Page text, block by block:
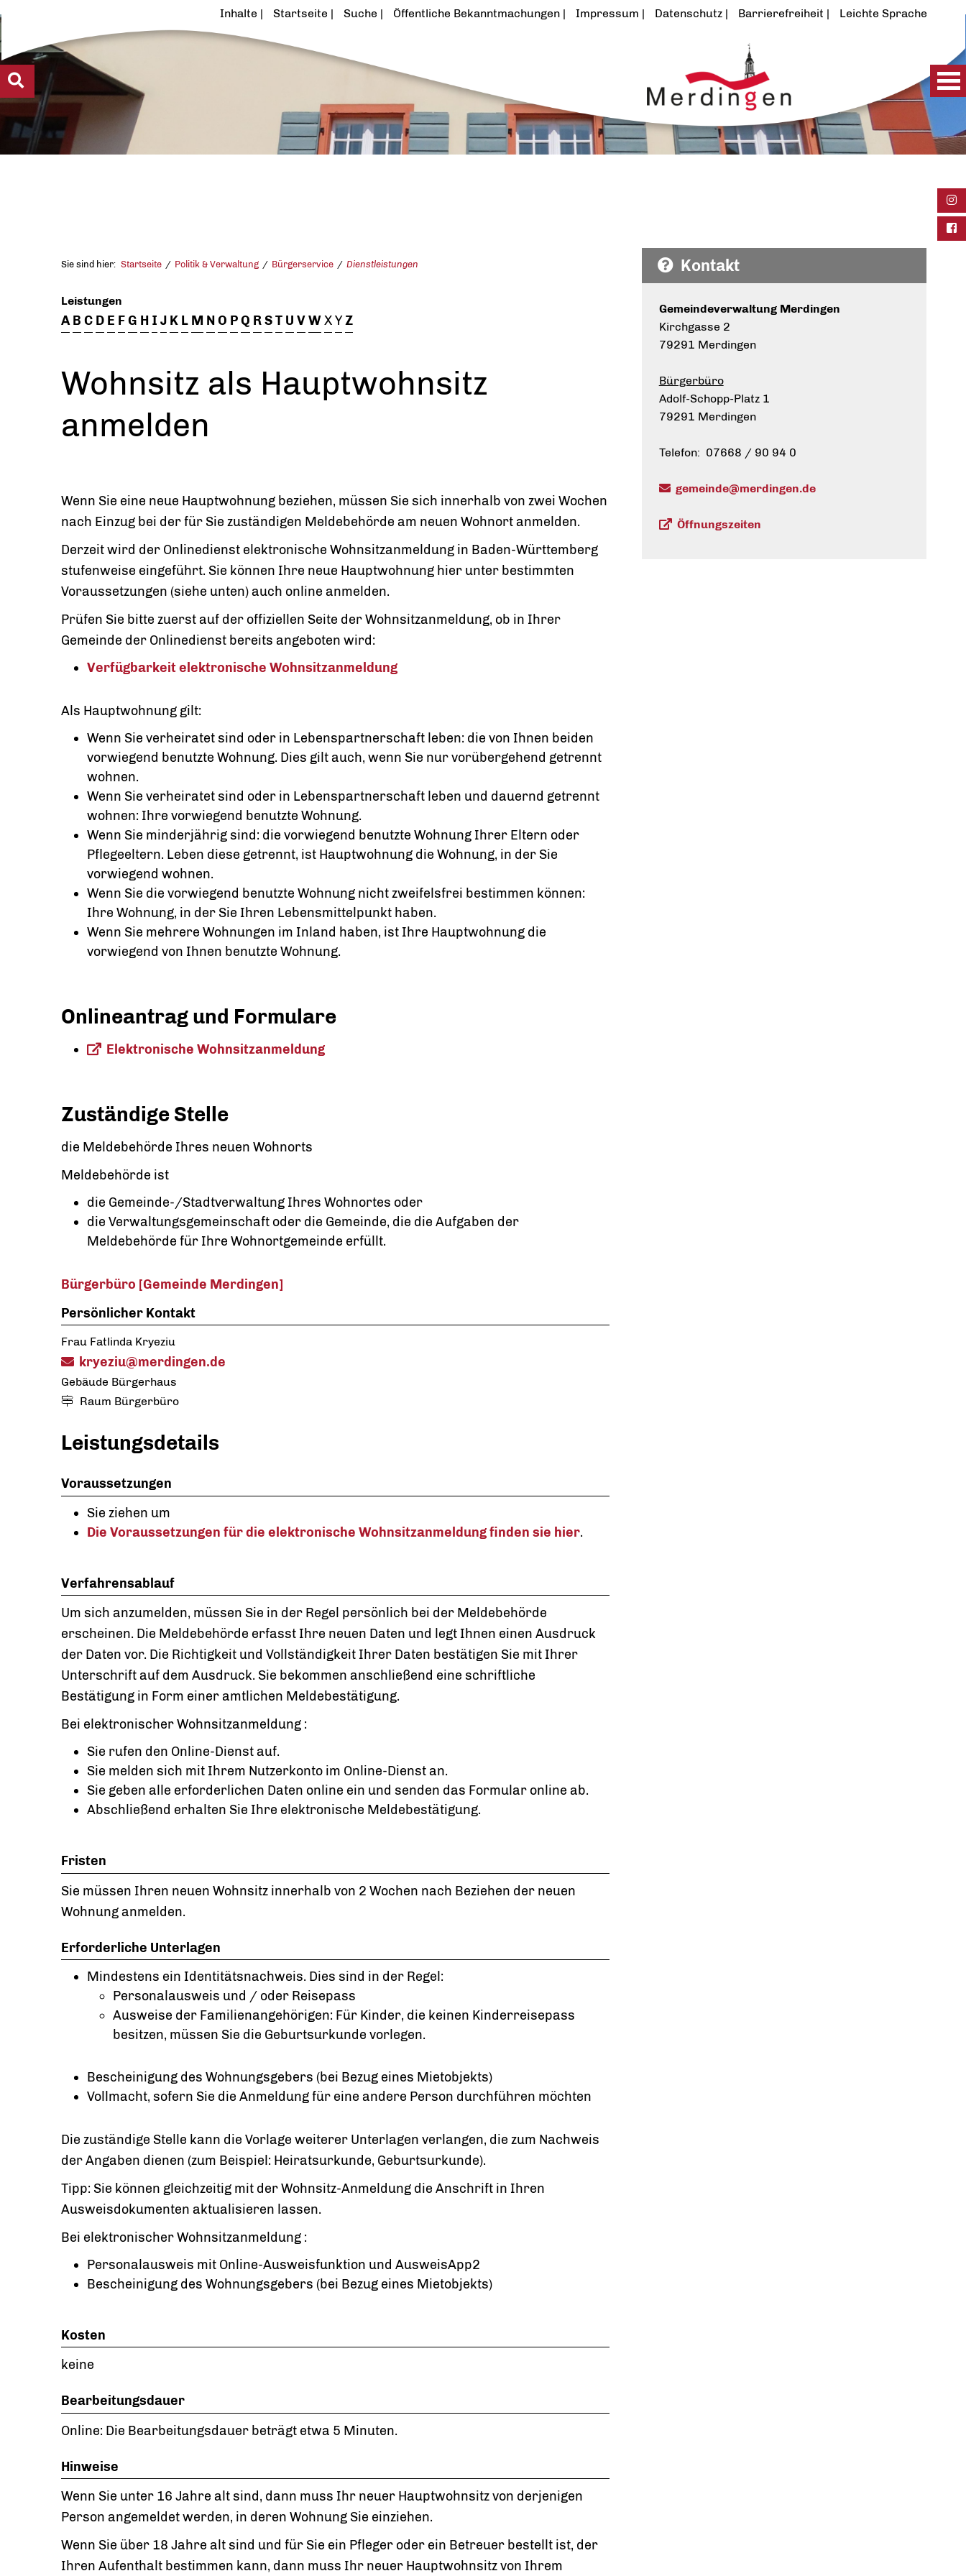
Inhalte Startseite Suche Öffentliche Bekanntmachungen Impressum Datenschutz Barrierefreiheit Leichte Sprache
Sie sind hier: Startseite Politik & Verwaltung Bürgerservice Dienstleistungen
Leistungen
A B C D E FG H I J K L M NO PQ RST U VWXYZ
Wohnsitz als Hauptwohnsitz
anmelden
Wenn Sie eine neue Hauptwohnung beziehen, müssen Sie sich innerhalb von zwei Wochen
nach Einzug bei der für Sie zuständigen Meldebehörde am neuen Wohnort anmelden.
Derzeit wird der Onlinedienst elektronische Wohnsitzanmeldung in Baden-Württemberg
stufenweise eingeführt. Sie können Ihre neue Hauptwohnung hier unter bestimmten
Voraussetzungen (siehe unten) auch online anmelden.
Prüfen Sie bitte zuerst auf der offiziellen Seite der Wohnsitzanmeldung, ob in Ihrer
Gemeinde der Onlinedienst bereits angeboten wird:
Verfügbarkeit elektronische Wohnsitzanmeldung
Als Hauptwohnung gilt:
Wenn Sie verheiratet sind oder in Lebenspartnerschaft leben: die von Ihnen beiden
vorwiegend benutzte Wohnung. Dies gilt auch, wenn Sie nur vorübergehend getrennt
wohnen.
Wenn Sie verheiratet sind oder in Lebenspartnerschaft leben und dauernd getrennt
wohnen: Ihre vorwiegend benutzte Wohnung.
Wenn Sie minderjährig sind: die vorwiegend benutzte Wohnung Ihrer Eltern oder
Pflegeeltern. Leben diese getrennt, ist Hauptwohnung die Wohnung, in der Sie
vorwiegend wohnen.
Wenn Sie die vorwiegend benutzte Wohnung nicht zweifelsfrei bestimmen können:
Ihre Wohnung, in der Sie Ihren Lebensmittelpunkt haben.
Wenn Sie mehrere Wohnungen im Inland haben, ist Ihre Hauptwohnung die
vorwiegend von Ihnen benutzte Wohnung.
Onlineantrag und Formulare
Elektronische Wohnsitzanmeldung
Zuständige Stelle
die Meldebehörde Ihres neuen Wohnorts
Meldebehörde ist
die Gemeinde-/Stadtverwaltung Ihres Wohnortes oder
die Verwaltungsgemeinschaft oder die Gemeinde, die die Aufgaben der
Meldebehörde für Ihre Wohnortgemeinde erfüllt.
Bürgerbüro [Gemeinde Merdingen]
Persönlicher Kontakt
Frau Fatlinda Kryeziu
kryeziu@merdingen.de
Gebäude Bürgerhaus
Raum Bürgerbüro
Leistungsdetails
Voraussetzungen
Sie ziehen um
Die Voraussetzungen für die elektronische Wohnsitzanmeldung finden sie hier.
Verfahrensablauf
Um sich anzumelden, müssen Sie in der Regel persönlich bei der Meldebehörde
erscheinen. Die Meldebehörde erfasst Ihre neuen Daten und legt Ihnen einen Ausdruck
der Daten vor. Die Richtigkeit und Vollständigkeit Ihrer Daten bestätigen Sie mit Ihrer
Unterschrift auf dem Ausdruck. Sie bekommen anschließend eine schriftliche
Bestätigung in Form einer amtlichen Meldebestätigung.
Bei elektronischer Wohnsitzanmeldung :
Sie rufen den Online-Dienst auf.
Sie melden sich mit Ihrem Nutzerkonto im Online-Dienst an.
Sie geben alle erforderlichen Daten online ein und senden das Formular online ab.
Abschließend erhalten Sie Ihre elektronische Meldebestätigung.
Fristen
Sie müssen Ihren neuen Wohnsitz innerhalb von 2 Wochen nach Beziehen der neuen
Wohnung anmelden.
Erforderliche Unterlagen
Mindestens ein Identitätsnachweis. Dies sind in der Regel:
Personalausweis und / oder Reisepass
Ausweise der Familienangehörigen: Für Kinder, die keinen Kinderreisepass
besitzen, müssen Sie die Geburtsurkunde vorlegen.
Bescheinigung des Wohnungsgebers (bei Bezug eines Mietobjekts)
Vollmacht, sofern Sie die Anmeldung für eine andere Person durchführen möchten
Die zuständige Stelle kann die Vorlage weiterer Unterlagen verlangen, die zum Nachweis
der Angaben dienen (zum Beispiel: Heiratsurkunde, Geburtsurkunde).
Tipp: Sie können gleichzeitig mit der Wohnsitz-Anmeldung die Anschrift in Ihren
Ausweisdokumenten aktualisieren lassen.
Bei elektronischer Wohnsitzanmeldung :
Personalausweis mit Online-Ausweisfunktion und AusweisApp2
Bescheinigung des Wohnungsgebers (bei Bezug eines Mietobjekts)
Kosten
keine
Bearbeitungsdauer
Online: Die Bearbeitungsdauer beträgt etwa 5 Minuten.
Hinweise
Wenn Sie unter 16 Jahre alt sind, dann muss Ihr neuer Hauptwohnsitz von derjenigen
Person angemeldet werden, in deren Wohnung Sie einziehen.
Wenn Sie über 18 Jahre alt sind und für Sie ein Pfleger oder ein Betreuer bestellt ist, der
Ihren Aufenthalt bestimmen kann, dann muss Ihr neuer Hauptwohnsitz von Ihrem
Kontakt
Gemeindeverwaltung Merdingen
Kirchgasse 2
79291 Merdingen
Bürgerbüro
Adolf-Schopp-Platz 1
79291 Merdingen
Telefon: 07668 / 90 94 0
gemeinde@merdingen.de
Öffnungszeiten